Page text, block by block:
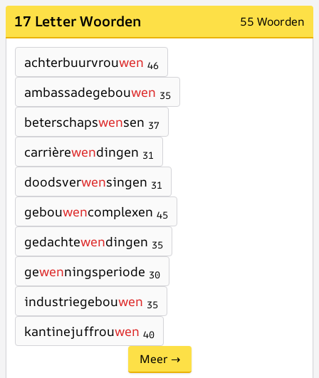
17 Letter Woorden 55 Woorden
achterbuurvrouwen 46
ambassadegebouwen 35
beterschapswensen 37
carrièrewendingen 31
doodsverwensingen 31
gebouwencomplexen 45
gedachtewendingen 35
gewenningsperiode 30
industriegebouwen 35
kantinejuffrouwen 40
Meer →